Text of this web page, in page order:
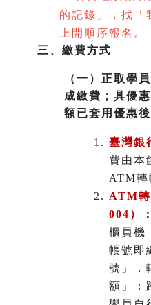
的記錄」，找「
上開順序報名。
三、繳費方式
（一） 正取學
成繳費；具優
額已套用優惠後
臺灣銀
費由本
ATM轉
ATM
004）
櫃員機
帳號即
號」，
額」；